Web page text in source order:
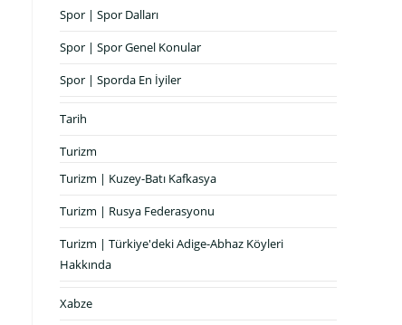
Spor | Spor Dalları
Spor | Spor Genel Konular
Spor | Sporda En İyiler
Tarih
Turizm
Turizm | Kuzey-Batı Kafkasya
Turizm | Rusya Federasyonu
Turizm | Türkiye'deki Adige-Abhaz Köyleri
Hakkında
Xabze